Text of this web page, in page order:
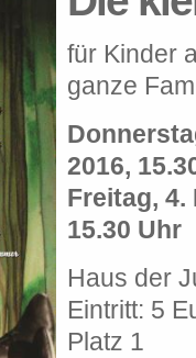
für Kinder
ganze
2016,
Freitag, 4.
15.30 Uhr
Haus der
Eintritt: 5
Platz 1